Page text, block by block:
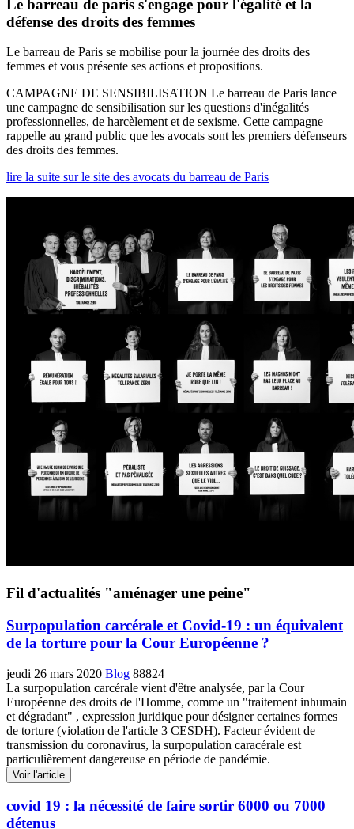
Le barreau de paris s'engage pour l'égalité et la
défense des droits des femmes
Le barreau de Paris se mobilise pour la journée des droits des
femmes et vous présente ses actions et propositions.
CAMPAGNE DE SENSIBILISATION Le barreau de Paris lance
une campagne de sensibilisation sur les questions d'inégalités
professionnelles, de harcèlement et de sexisme. Cette campagne
rappelle au grand public que les avocats sont les premiers défenseurs
des droits des femmes.
lire la suite sur le site des avocats du barreau de Paris
Fil d'actualités "aménager une peine"
Surpopulation carcérale et Covid-19 : un équivalent
de la torture pour la Cour Européenne ?
jeudi 26 mars 2020 Blog 88824
La surpopulation carcérale vient d'être analysée, par la Cour
Européenne des droits de l'Homme, comme un "traitement inhumain
et dégradant" , expression juridique pour désigner certaines formes
de torture (violation de l'article 3 CESDH). Facteur évident de
transmission du coronavirus, la surpopulation caracérale est
particulièrement dangereuse en période de pandémie.
Voir l'article
covid 19 : la nécessité de faire sortir 6000 ou 7000
détenus